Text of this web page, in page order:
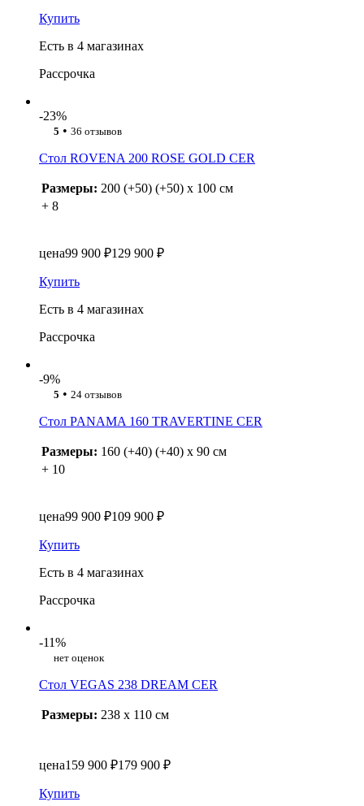
Купить
Есть в 4 магазинах
Рассрочка
-23%
5 • 36 отзывов
Стол ROVENA 200 ROSE GOLD CER
Размеры: 200 (+50) (+50) x 100 см
+ 8
цена99 900 ₽129 900 ₽
Купить
Есть в 4 магазинах
Рассрочка
-9%
5 • 24 отзывов
Стол PANAMA 160 TRAVERTINE CER
Размеры: 160 (+40) (+40) x 90 см
+ 10
цена99 900 ₽109 900 ₽
Купить
Есть в 4 магазинах
Рассрочка
-11%
нет оценок
Стол VEGAS 238 DREAM CER
Размеры: 238 x 110 см
цена159 900 ₽179 900 ₽
Купить